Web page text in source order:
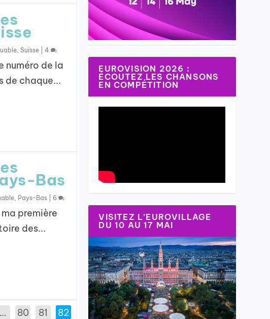
, Suisse| 4
numéro de la
de chaque...
Bas
, Pays-Bas| 6
première
des...
… 80 81 82
EUROVISION 2026 :
ÉCOUTEZ LES CHANSONS
EN COMPÉTITION
VISITEZ L’EUROVILLAGE
DU 10 AU 17 MAI